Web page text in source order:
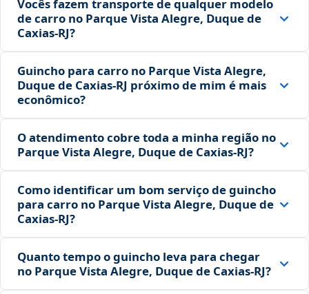
Vocês fazem transporte de qualquer modelo
de carro no Parque Vista Alegre, Duque de
Caxias‑RJ?
Guincho para carro no Parque Vista Alegre,
Duque de Caxias‑RJ próximo de mim é mais
econômico?
O atendimento cobre toda a minha região no
Parque Vista Alegre, Duque de Caxias‑RJ?
Como identificar um bom serviço de guincho
para carro no Parque Vista Alegre, Duque de
Caxias‑RJ?
Quanto tempo o guincho leva para chegar
no Parque Vista Alegre, Duque de Caxias‑RJ?